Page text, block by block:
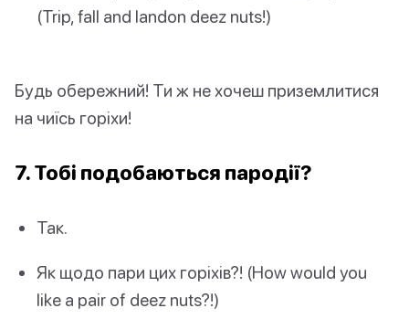
(Trip, fall and landon deez nuts!)
Будь обережний! Ти ж не хочеш приземлитися
на чиїсь горіхи!
7. Тобі подобаються пародії?
Так.
Як щодо пари цих горіхів?! (How would you
like a pair of deez nuts?!)